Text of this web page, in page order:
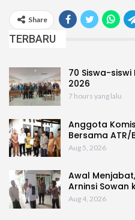
Share
TERBARU
70 Siswa-siswi
2026
7 hours yang lalu
Anggota
Bersama ATR/
Aug 5, 2026
Awal
Arninsi Sowan
Aug 4, 2026